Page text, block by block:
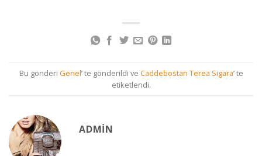
Bu gönderi Genel’ te gönderildi ve Caddebostan Terea Sigara’ te
etiketlendi.
ADMIN